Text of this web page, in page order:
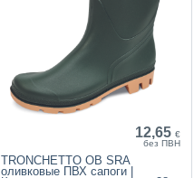
12,65 €
без ПВН
TRONCHETTO OB SRA
оливковые ПВХ сапоги |